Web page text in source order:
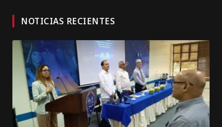
NOTICIAS RECIENTES